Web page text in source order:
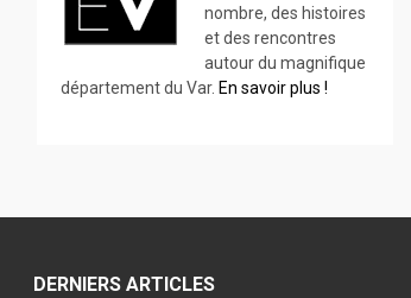
nombre, des histoires
et des rencontres
autour du magnifique
département du Var. En savoir plus !
DERNIERS ARTICLES